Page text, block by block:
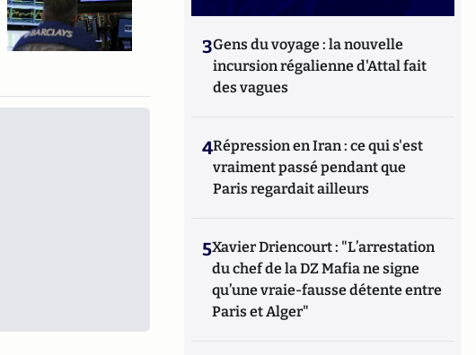
3Gens du voyage : la nouvelle
incursion régalienne d'Attal fait
des vagues
4Répression en Iran : ce qui s'est
vraiment passé pendant que
Paris regardait ailleurs
5Xavier Driencourt : "L’arrestation
du chef de la DZ Mafia ne signe
qu’une vraie-fausse détente entre
Paris et Alger"